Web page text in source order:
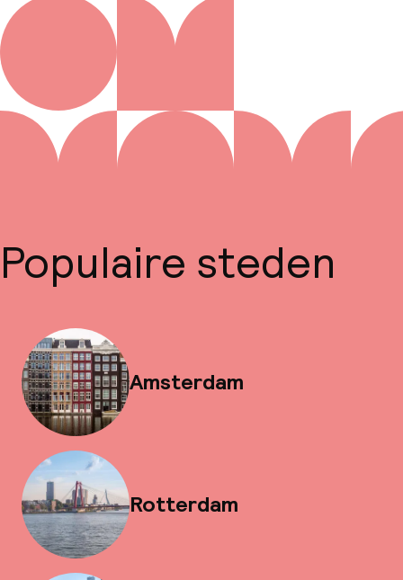
Populaire steden
Amsterdam
Rotterdam